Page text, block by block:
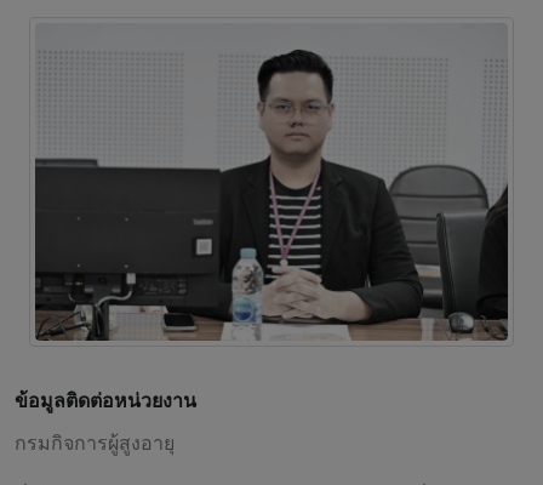
ข้อมูลติดต่อหน่วยงาน
กรมกิจการผู้สูงอายุ